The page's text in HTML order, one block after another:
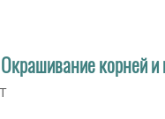
корней